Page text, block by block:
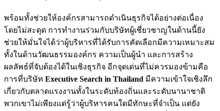
พร้อมทั้งช่วยให้องค์กรสามารถดำเนินธุรกิจได้อย่างต่อเนื่อง
โดยไม่สะดุด การทำงานร่วมกับบริษัทผู้เชี่ยวชาญในด้านนี้ยัง
ช่วยให้มั่นใจได้ว่าผู้บริหารที่ได้รับการคัดเลือกมีความเหมาะสม
ทั้งในด้านวัฒนธรรมองค์กร ความเป็นผู้นำ และการสร้าง
ผลลัพธ์ที่จับต้องได้ในเชิงธุรกิจ อีกจุดเด่นที่ไม่ควรมองข้ามคือ
การที่บริษัท Executive Search in Thailand มีความเข้าใจเชิงลึก
เกี่ยวกับตลาดแรงงานทั้งในระดับท้องถิ่นและระดับนานาชาติ
พวกเขาไม่เพียงแต่รู้ว่าผู้บริหารคนใดมีทักษะที่จำเป็น แต่ยัง